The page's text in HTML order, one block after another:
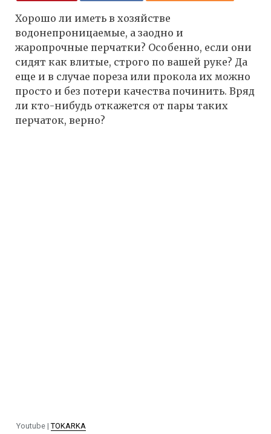
Хорошо ли иметь в хозяйстве
водонепроницаемые, а заодно и
жаропрочные перчатки? Особенно, если они
сидят как влитые, строго по вашей руке? Да
еще и в случае пореза или прокола их можно
просто и без потери качества починить. Вряд
ли кто-нибудь откажется от пары таких
перчаток, верно?
Youtube | TOKARKA